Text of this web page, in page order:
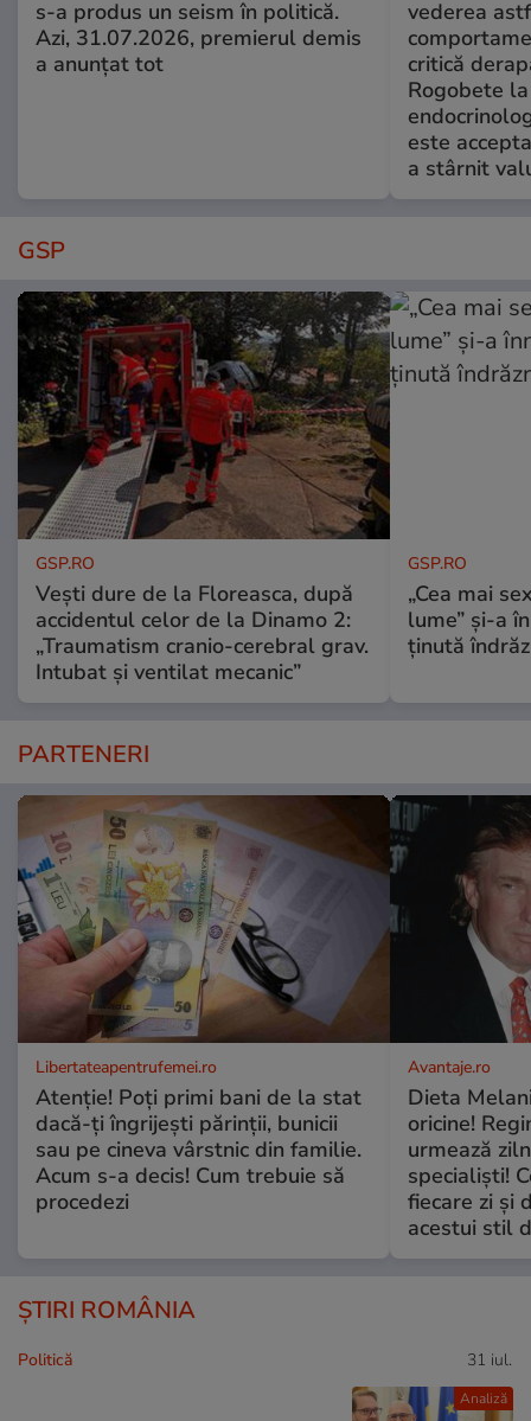
s-a produs un seism în politică.
Azi, 31.07.2026, premierul demis
a anunțat tot
vederea
critică
Rogobete
este
a stârnit
GSP
GSP.RO
Vești dure de la Floreasca, după
accidentul celor de la Dinamo 2:
„Traumatism cranio-cerebral grav.
Intubat și ventilat mecanic”
GSP.RO
„Cea mai
lume” și-a
ținută
PARTENERI
Libertateapentrufemei.ro
Atenție! Poți primi bani de la stat
dacă-ți îngrijești părinții, bunicii
sau pe cineva vârstnic din familie.
Acum s-a decis! Cum trebuie să
procedezi
Avantaje.ro
Dieta
oricine!
urmează
specialiști!
fiecare zi și
acestui stil
ȘTIRI ROMÂNIA
Analiză
Politică 31 iul.